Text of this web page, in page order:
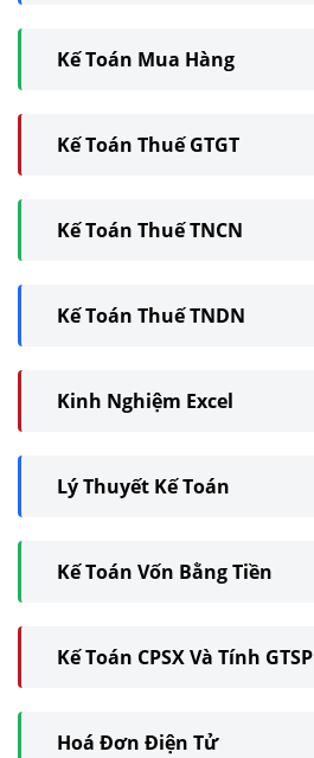
Kế Toán Mua Hàng
Kế Toán Thuế GTGT
Kế Toán Thuế TNCN
Kế Toán Thuế TNDN
Kinh Nghiệm Excel
Lý Thuyết Kế Toán
Kế Toán Vốn Bằng Tiền
Kế Toán CPSX Và Tính GTSP
Hoá Đơn Điện Tử